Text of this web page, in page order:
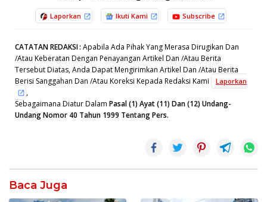
Laporkan Ikuti Kami Subscribe
CATATAN REDAKSI: Apabila Ada Pihak Yang Merasa Dirugikan Dan
/Atau Keberatan Dengan Penayangan Artikel Dan /Atau Berita
Tersebut Diatas, Anda Dapat Mengirimkan Artikel Dan /Atau Berita
Berisi Sanggahan Dan /Atau Koreksi Kepada Redaksi Kami
Laporkan
,
Sebagaimana Diatur Dalam Pasal (1) Ayat (11) Dan (12) Undang-
Undang Nomor 40 Tahun 1999 Tentang Pers.
Baca Juga